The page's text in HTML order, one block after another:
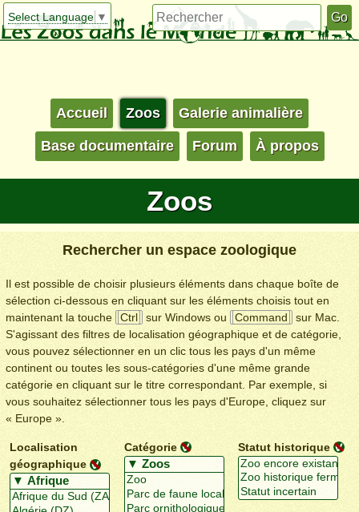
Select Language ▼
Accueil Zoos Galerie animalière
Base documentaire Forum À propos
Zoos
Rechercher un espace zoologique
Il est possible de choisir plusieurs éléments dans chaque boîte de
sélection ci-dessous en cliquant sur les éléments choisis tout en
maintenant la touche
Ctrl sur Windows ou Command
sur Mac.
S'agissant des filtres de localisation géographique et de catégorie,
vous pouvez sélectionner en un clic tous les pays d'un même
continent ou toutes les sous-catégories d'une même grande
catégorie en cliquant sur le titre correspondant. Par exemple, si
vous souhaitez sélectionner tous les pays d'Europe, cliquez sur
« Europe ».
Localisation
géographique
Catégorie Statut historique